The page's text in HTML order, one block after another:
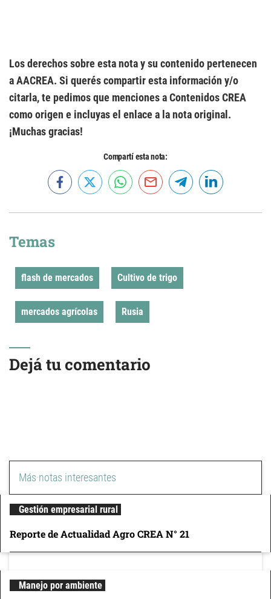
Los derechos sobre esta nota y su contenido pertenecen
a AACREA. Si querés compartir esta información y/o
citarla, te pedimos que menciones a Contenidos CREA
como origen e incluyas el enlace a la nota original.
¡Muchas gracias!
Compartí esta nota:
Temas
flash de mercados Cultivo de trigo
mercados agrícolas Rusia
Dejá tu comentario
Más notas interesantes
Gestión empresarial rural
Reporte de Actualidad Agro CREA N° 21
Manejo por ambiente